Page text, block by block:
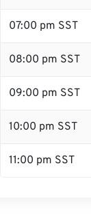
07:00 pm SST
08:00 pm SST
09:00 pm SST
10:00 pm SST
11:00 pm SST